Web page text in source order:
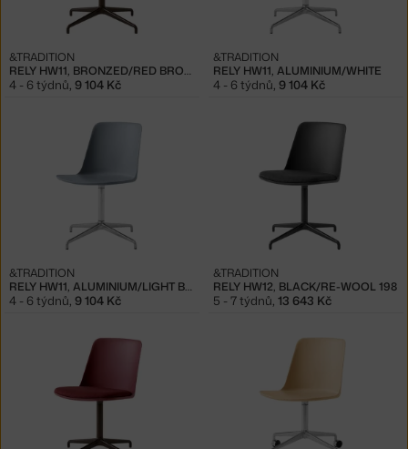
RELY HW11, BRONZED/RED BROWN
&TRADITION
4 - 6 týdnů, 9 104 Kč
RELY HW11, ALUMINIUM/WHITE
&TRADITION
4 - 6 týdnů, 9 104 Kč
RELY HW11, ALUMINIUM/LIGHT BLUE
&TRADITION
4 - 6 týdnů 9 104 Kč
RELY HW12, BLACK/RE-WOOL 198
&TRADITION
5 - 7 týdnů 13 643 Kč